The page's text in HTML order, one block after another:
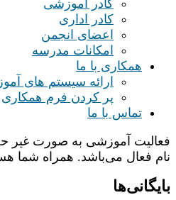
کادر آموزشی
کادر اداری
اعضای انجمن
امکانات مدرسه
همکاری با ما
ارائه سیستم های
پر کردن فرم همکاری
تماس با ما
فعالیت آموزشی به صورت
نام فعال می‌باشد. همراه شما
بایگانی‌ها